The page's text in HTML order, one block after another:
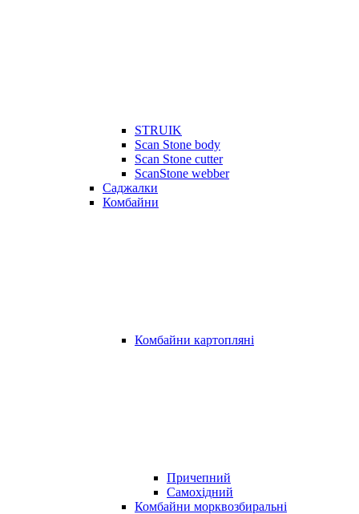
STRUIK
Scan Stone body
Scan Stone cutter
ScanStone webber
Саджалки
Комбайни
Комбайни картопляні
Причепний
Самохідний
Комбайни морквозбиральні